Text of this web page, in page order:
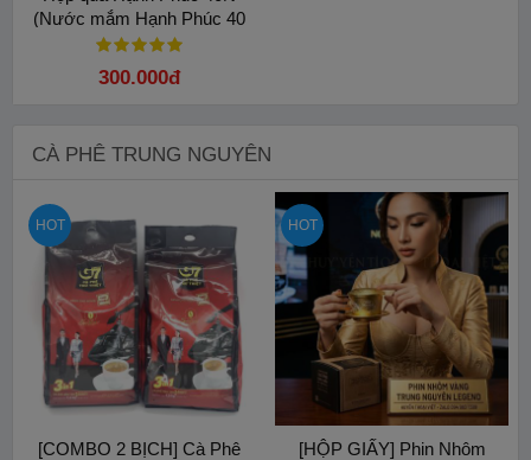
(Nước mắm Hạnh Phúc 40
độ đạm - 2 chai 500 ml) cao
cấp
300.000đ
CÀ PHÊ TRUNG NGUYÊN
HOT
[COMBO 2 BỊCH] Cà Phê
HOT
[HỘP GIẤY] Phin Nhôm